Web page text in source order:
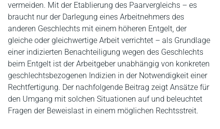
vermeiden. Mit der Etablierung des Paarvergleichs – es
braucht nur der Darlegung eines Arbeitnehmers des
anderen Geschlechts mit einem höheren Entgelt, der
gleiche oder gleichwertige Arbeit verrichtet – als Grundlage
einer indizierten Benachteiligung wegen des Geschlechts
beim Entgelt ist der Arbeitgeber unabhängig von konkreten
geschlechtsbezogenen Indizien in der Notwendigkeit einer
Rechtfertigung. Der nachfolgende Beitrag zeigt Ansätze für
den Umgang mit solchen Situationen auf und beleuchtet
Fragen der Beweislast in einem möglichen Rechtsstreit.